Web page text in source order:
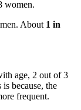
women.
About 1 in
age, 2 out of 3
because, the
frequent.